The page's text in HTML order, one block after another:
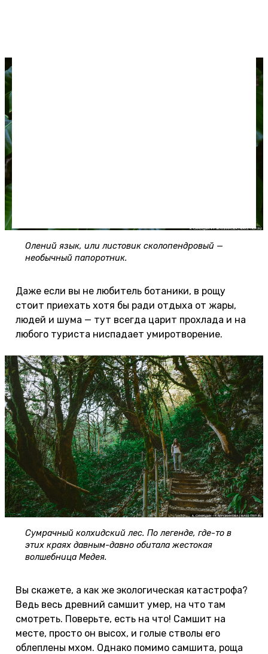
Олений язык, или листовик сколопендровый —
необычный папоротник.
Даже если вы не любитель ботаники, в рощу
стоит приехать хотя бы ради отдыха от жары,
людей и шума — тут всегда царит прохлада и на
любого туриста ниспадает умиротворение.
Сумрачный колхидский лес. По легенде, где-то в
этих краях давным-давно обитала жестокая
волшебница Медея.
Вы скажете, а как же экологическая катастрофа?
Ведь весь древний самшит умер, на что там
смотреть. Поверьте, есть на что! Самшит на
месте, просто он высох, и голые стволы его
облеплены мхом. Однако помимо самшита, роща